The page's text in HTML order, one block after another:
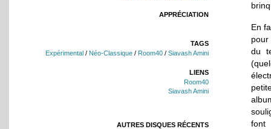
APPRÉCIATION
TAGS
Expérimental / Néo-Classique / Room40 / Siavash Amini
LIENS
Room40
Siavash Amini
AUTRES DISQUES RÉCENTS
En
pour
du
font